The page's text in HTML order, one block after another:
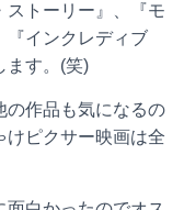
ストーリー』、『モ
『インクレディブ
す。 (笑)
の作品も気になるの
けピクサー映画は全